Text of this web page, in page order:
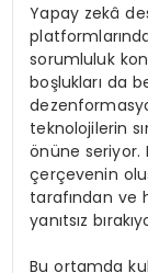
Yapay zekâ
sorumluluk
boşlukları da
teknolojilerin
önüne
çerçevenin
tarafından ve
yanıtsız
Bu ortamda